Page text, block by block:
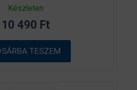
0
a
5
b
ő
l
Készleten
10 490 Ft
TESZEM